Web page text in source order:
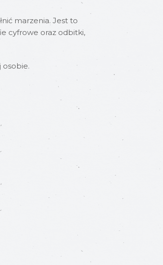
marzenia. Jest to
cyfrowe oraz odbitki,